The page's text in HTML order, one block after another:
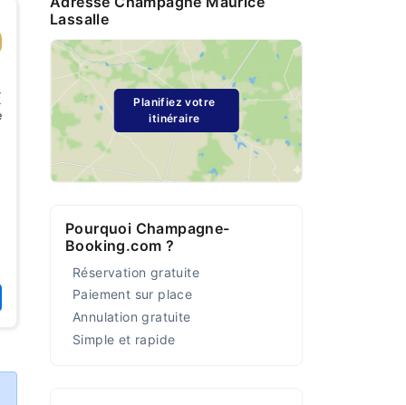
Lassalle
Planifiez votre
itinéraire
Pourquoi Champagne-
Booking.com ?
Réservation gratuite
Paiement sur place
Annulation gratuite
Simple et rapide